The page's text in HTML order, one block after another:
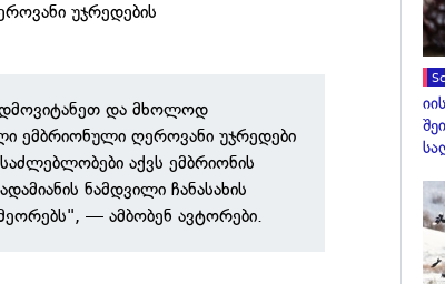
უჯრედების
და მხოლოდ
ემბრიონული ღეროვანი უჯრედები
აქვს ემბრიონის
ნამდვილი ჩანასახის
— ამბობენ ავტორები.